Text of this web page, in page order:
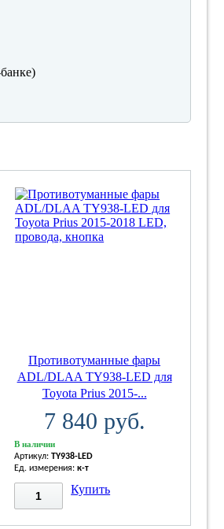
Противотуманные фары
ADL/DLAA TY938-LED для
Toyota Prius 2015-...
7 840 руб.
В наличии
Артикул:TY938-LED
Ед. измерения:к-т
Купить